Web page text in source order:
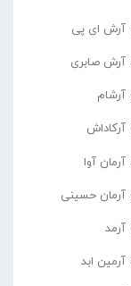
آرش ای پی
آرش صابری
آرشام
آرکاداش
آرمان آوا
آرمان حسینی
آرمد
آرمین ابد